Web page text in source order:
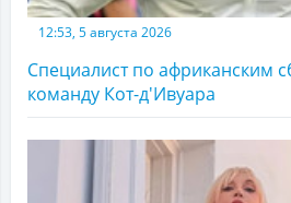
12:53, 5 августа 2026
Специалист по африканским
команду Кот-д'Ивуара